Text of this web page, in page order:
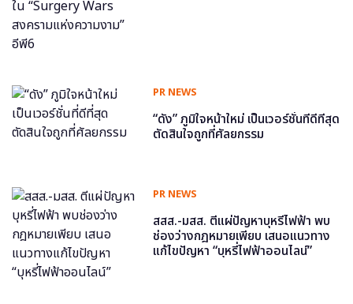
PR NEWS
“ดัง” ภูมิใจหน้าใหม่ เป็นเวอร์ชั่นที่ดีที่สุด
ตัดสินใจถูกที่ศัลยกรรม
PR NEWS
สสส.-มสส. ตีแผ่ปัญหาบุหรี่ไฟฟ้า พบ
ช่องว่างกฎหมายเพียบ เสนอแนวทาง
แก้ไขปัญหา “บุหรี่ไฟฟ้าออนไลน์”